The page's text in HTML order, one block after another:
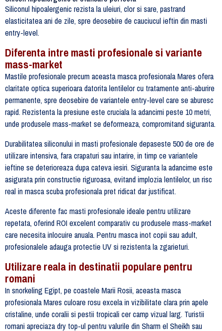
Siliconul hipoalergenic rezista la uleiuri, clor si sare, pastrand
elasticitatea ani de zile, spre deosebire de cauciucul ieftin din masti
entry-level.
Diferenta intre masti profesionale si variante
mass-market
Mastile profesionale precum aceasta masca profesionala Mares ofera
claritate optica superioara datorita lentilelor cu tratamente anti-aburire
permanente, spre deosebire de variantele entry-level care se aburesc
rapid. Rezistenta la presiune este cruciala la adancimi peste 10 metri,
unde produsele mass-market se deformeaza, compromitand siguranta.
Durabilitatea siliconului in masti profesionale depaseste 500 de ore de
utilizare intensiva, fara crapaturi sau intarire, in timp ce variantele
ieftine se deterioreaza dupa cateva iesiri. Siguranta la adancime este
asigurata prin constructie riguroasa, evitand implozia lentilelor, un risc
real in masca scuba profesionala pret ridicat dar justificat.
Aceste diferente fac masti profesionale ideale pentru utilizare
repetata, oferind ROI excelent comparativ cu produsele mass-market
care necesita inlocuire anuala. Pentru masca inot copii sau adult,
profesionalele adauga protectie UV si rezistenta la zgarieturi.
Utilizare reala in destinatii populare pentru
romani
In snorkeling Egipt, pe coastele Marii Rosii, aceasta masca
profesionala Mares culoare rosu excela in vizibilitate clara prin apele
cristaline, unde coralii si pestii tropicali cer camp vizual larg. Turistii
romani apreciaza dry top-ul pentru valurile din Sharm el Sheikh sau